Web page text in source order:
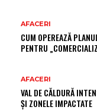
AFACERI
CUM OPEREAZĂ
PENTRU
AFACERI
VAL DE CĂLDURĂ
ȘI ZONELE IMPACTATE